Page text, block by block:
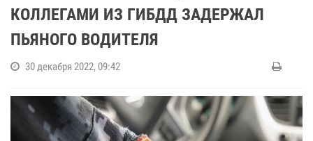
КОЛЛЕГАМИ ИЗ ГИБДД ЗАДЕРЖАЛ
ПЬЯНОГО ВОДИТЕЛЯ
30 декабря 2022, 09:42